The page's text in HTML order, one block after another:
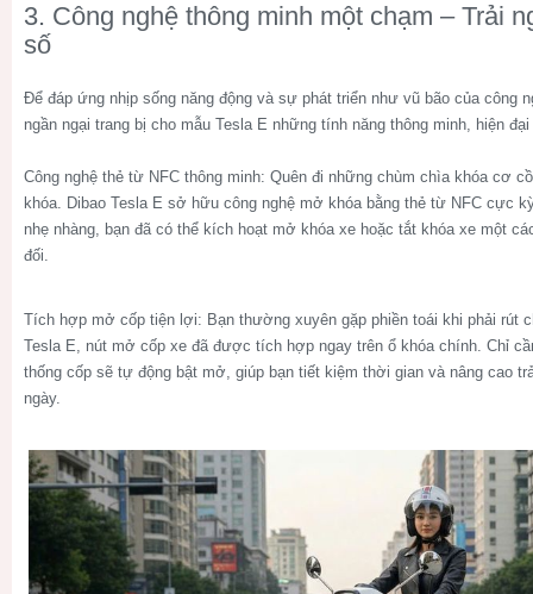
3. Công nghệ thông minh một chạm – Trải
số
Để đáp ứng nhịp sống năng động và sự phát triển như vũ bão của công
ngần ngại trang bị cho mẫu Tesla E những tính năng thông minh, hiện
Công nghệ thẻ từ NFC thông minh: Quên đi những chùm chìa khóa cơ
khóa. Dibao Tesla E sở hữu công nghệ mở khóa bằng thẻ từ NFC cực
nhẹ nhàng, bạn đã có thể kích hoạt mở khóa xe hoặc tắt khóa xe một
đối.
Tích hợp mở cốp tiện lợi: Bạn thường xuyên gặp phiền toái khi phải rút
Tesla E, nút mở cốp xe đã được tích hợp ngay trên ổ khóa chính. Chỉ
thống cốp sẽ tự động bật mở, giúp bạn tiết kiệm thời gian và nâng cao
ngày.